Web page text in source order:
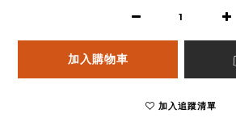
加入購物車
加入追蹤清單